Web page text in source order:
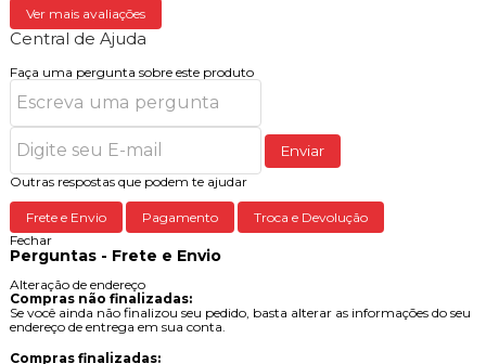
Ver mais avaliações
Central de Ajuda
Faça uma pergunta sobre este produto
Enviar
Outras respostas que podem te ajudar
Frete e Envio Pagamento
Troca e Devolução
Fechar
Perguntas - Frete e Envio
Alteração de endereço
Compras não finalizadas:
Se você ainda não finalizou seu pedido, basta alterar as informações do seu
endereço de entrega em sua conta.
Compras finalizadas: